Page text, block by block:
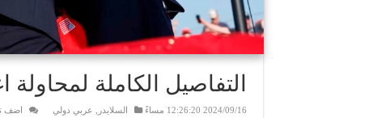
التفاصيل الكاملة لمحاولة
2024/09/16 12:26:20 مساءً السلايدر عربي دولي اضف